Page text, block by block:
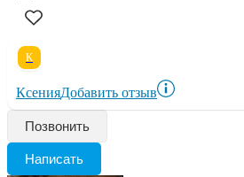
К
КсенияДобавить отзыв
Позвонить
Написать